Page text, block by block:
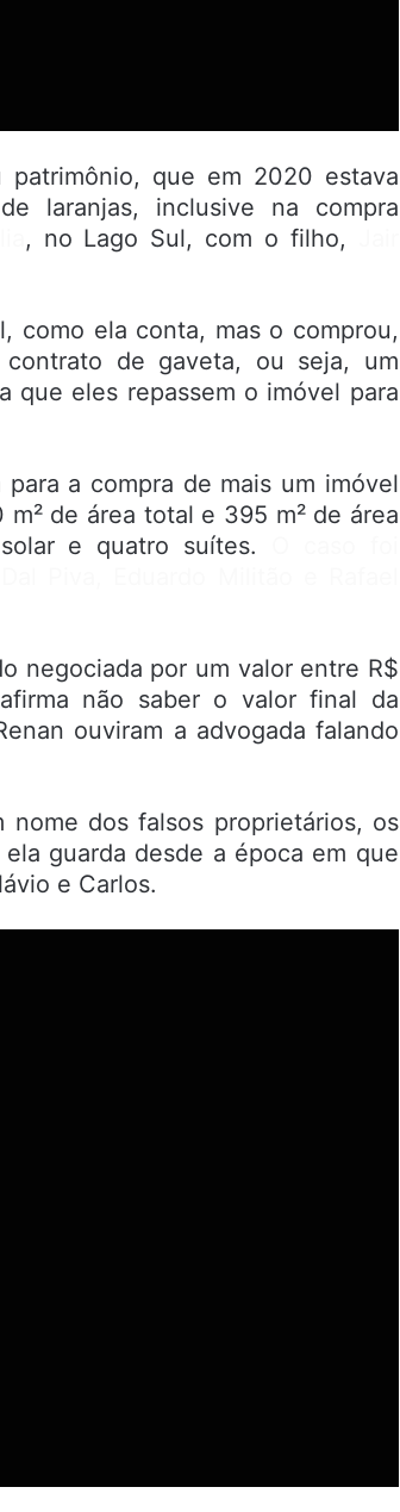
que em 2020 estava
laranjas, inclusive na compra
, no Lago Sul, com o filho,
como ela conta, mas o comprou,
de gaveta, ou seja, um
que eles repassem o imóvel para
a compra de mais um imóvel
de área total e 395 m² de área
e quatro suítes.
negociada por um valor entre R$
não saber o valor final da
ouviram a advogada falando
nome dos falsos proprietários, os
guarda desde a época em que
e Carlos.